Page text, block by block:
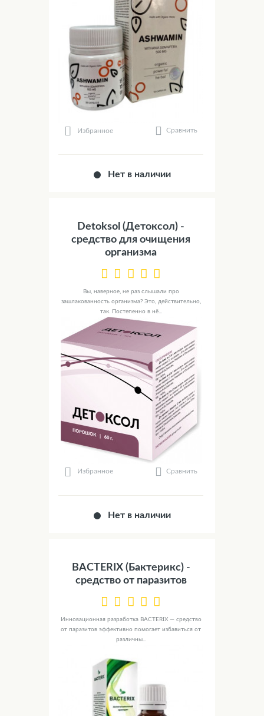
Избранное Сравнить
Нет в наличии
Detoksol (Детоксол) -
средство для очищения
организма
Вы, наверное, не раз слышали про
зашлакованность организма? Это, действительно,
так. Постепенно в нё...
Избранное Сравнить
Нет в наличии
BACTERIX (Бактерикс) -
средство от паразитов
Инновационная разработка BACTERIX — средство
от паразитов эффективно помогает избавиться от
различны...